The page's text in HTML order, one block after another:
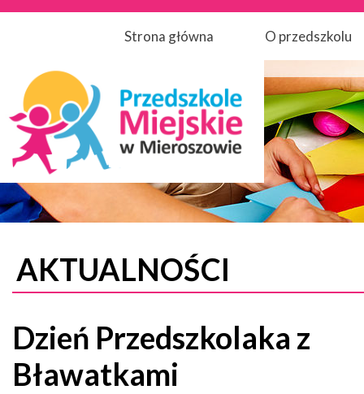
Strona główna O przedszkolu
AKTUALNOŚCI
Dzień Przedszkolaka z
Bławatkami